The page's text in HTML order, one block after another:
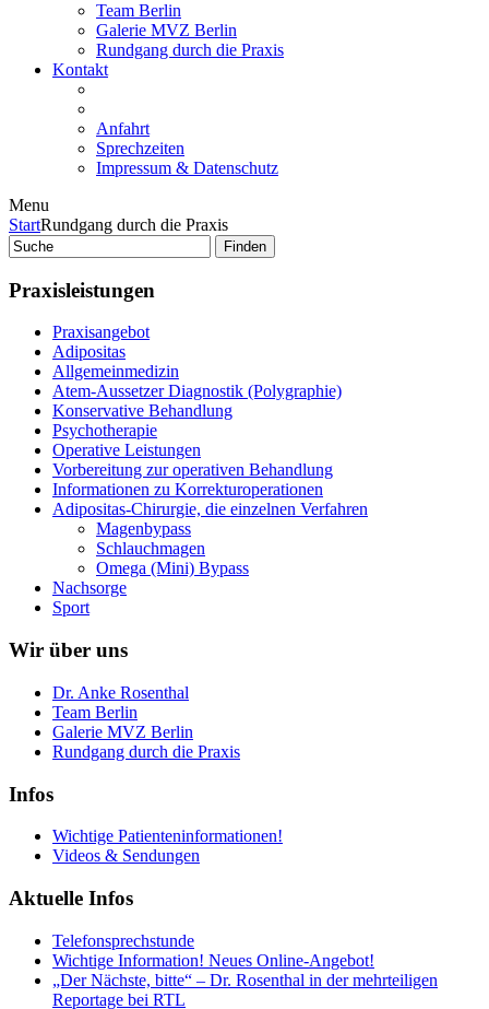
Team Berlin
Galerie MVZ Berlin
Rundgang durch die Praxis
Kontakt
Anfahrt
Sprechzeiten
Impressum & Datenschutz
Menu
StartRundgang durch die Praxis
Praxisleistungen
Praxisangebot
Adipositas
Allgemeinmedizin
Atem-Aussetzer Diagnostik (Polygraphie)
Konservative Behandlung
Psychotherapie
Operative Leistungen
Vorbereitung zur operativen Behandlung
Informationen zu Korrekturoperationen
Adipositas-Chirurgie, die einzelnen Verfahren
Magenbypass
Schlauchmagen
Omega (Mini) Bypass
Nachsorge
Sport
Wir über uns
Dr. Anke Rosenthal
Team Berlin
Galerie MVZ Berlin
Rundgang durch die Praxis
Infos
Wichtige Patienteninformationen!
Videos & Sendungen
Aktuelle Infos
Telefonsprechstunde
Wichtige Information! Neues Online-Angebot!
„Der Nächste, bitte“ – Dr. Rosenthal in der mehrteiligen
Reportage bei RTL